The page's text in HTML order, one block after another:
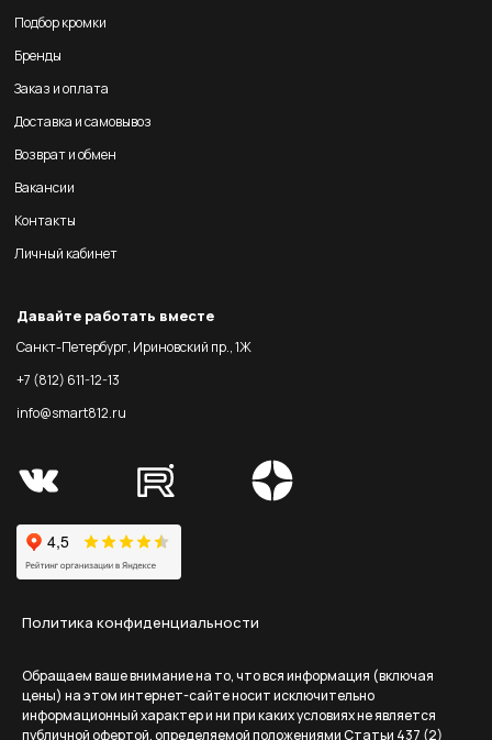
Подбор кромки
Бренды
Заказ и оплата
Доставка и самовывоз
Возврат и обмен
Вакансии
Контакты
Личный кабинет
Давайте работать вместе
Санкт-Петербург, Ириновский пр., 1Ж
+7 (812) 611-12-13
info@smart812.ru
Политика конфиденциальности
Обращаем ваше внимание на то, что вся информация (включая
цены) на этом интернет-сайте носит исключительно
информационный характер и ни при каких условиях не является
публичной офертой, определяемой положениями Статьи 437 (2)